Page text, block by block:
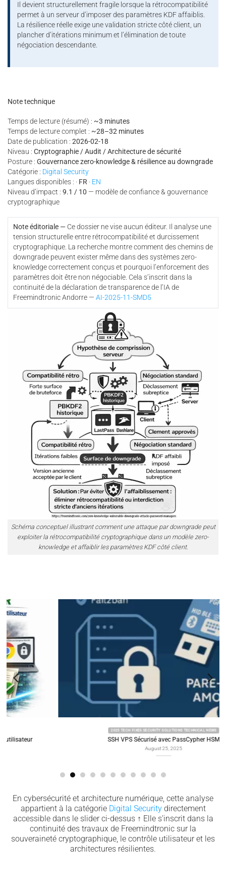
Il devient structurellement fragile lorsque la rétrocompatibilité
permet à un serveur d’imposer des paramètres KDF affaiblis.
La résilience réelle exige une validation stricte côté client, un
plancher d’itérations minimum et l’élimination de toute
négociation descendante.
Note technique
Temps de lecture (résumé) : ~3 minutes
Temps de lecture complet : ~28–32 minutes
Date de publication : 2026-02-18
Niveau : Cryptographie / Audit / Architecture de sécurité
Posture : Gouvernance zero-knowledge & résilience au downgrade
Catégorie : Digital Security
Langues disponibles : · FR · EN
Niveau d’impact : 9.1 / 10 — modèle de confiance & gouvernance
cryptographique
Note éditoriale — Ce dossier ne vise aucun éditeur. Il analyse une
tension structurelle entre rétrocompatibilité et durcissement
cryptographique. La recherche montre comment des chemins de
downgrade peuvent exister même dans des systèmes zero-
knowledge correctement conçus et pourquoi l’enforcement des
paramètres doit être non négociable. Cela s’inscrit dans la
continuité de la déclaration de transparence de l’IA de
Freemindtronic Andorre — AI-2025-11-SMD5
Schéma conceptuel illustrant comment une attaque par downgrade peut
exploiter la rétrocompatibilité cryptographique dans un modèle zero-
knowledge et affaiblir les paramètres KDF côté client.
2025 TECH FIXES SECURITY SOLUTIONS TECHNICAL NEWS
SSH VPS Sécurisé avec PassCypher HSM
En cybersécurité et architecture numérique, cette analyse
appartient à la catégorie Digital Securitydirectement
accessible dans le slider ci-dessus ↑ Elle s’inscrit dans la
continuité des travaux de Freemindtronic sur la
souveraineté cryptographique, le contrôle utilisateur et les
architectures résilientes.